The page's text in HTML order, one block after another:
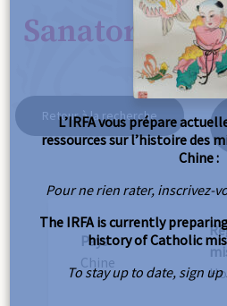
Sanatorium
Retour à la recherche
Pays
Chine
L’IRFA vous prépare
ressources sur l’histoire des
Chine :
Pour ne rien rater, inscrivez-
The IRFA is currently
history of Catholic
To stay up to date, sign